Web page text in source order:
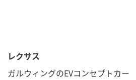
レクサス
ガルウィングのEVコンセプトカー